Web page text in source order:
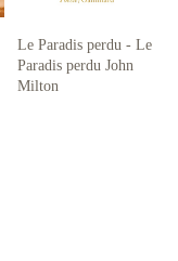
Le Paradis perdu - Le
Paradis perdu John
Milton